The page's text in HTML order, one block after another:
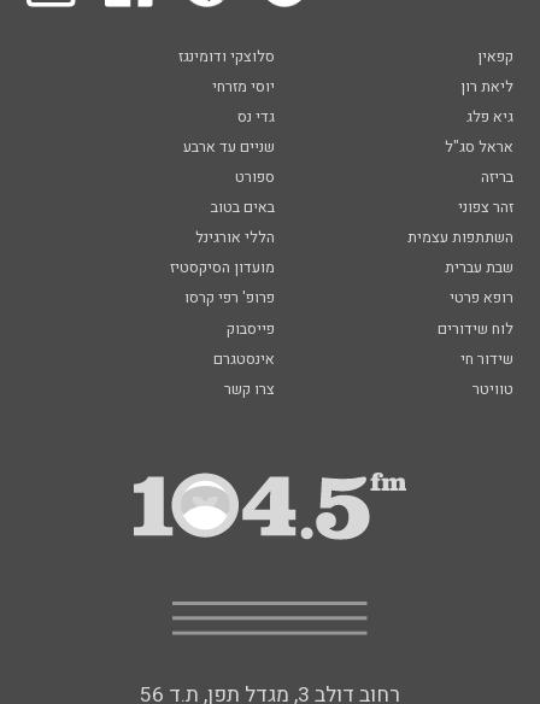
קפאין
סלוצקי ודומינגז
ליאת רון
יוסי מזרחי
גיא פלג
גדי נס
אראל סג"ל
שניים עד ארבע
בריזה
ספורט
זהר צפוני
באים בטוב
השתתפות עצמית
הללי אורגינל
שבת עברית
מועדון הסיקסטיז
רופא פרטי
פרופ' רפי קרסו
לוח שידורים
פייסבוק
שידור חי
אינסטגרם
טוויטר
צרו קשר
רחוב דולב 3, מגדל תפן, ת.ד 56